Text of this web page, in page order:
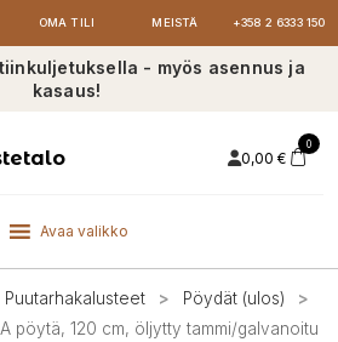
OMA TILI MEISTÄ +358 2 6333 150
- myös asennus ja
kasaus!
0,00 €
0
Avaa valikko
Puutarhakalusteet > Pöydät (ulos)
>
pöytä, 120 cm, öljytty tammi/galvanoitu